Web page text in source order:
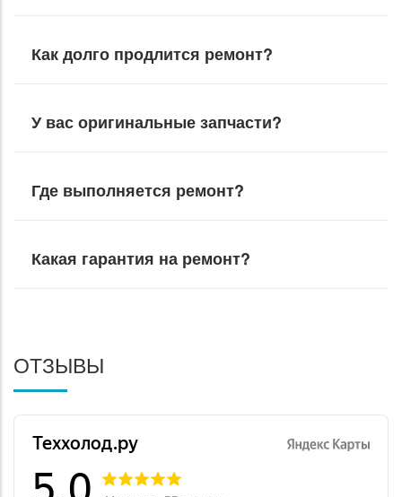
Как долго продлится ремонт?
У вас оригинальные запчасти?
Где выполняется ремонт?
Какая гарантия на ремонт?
ОТЗЫВЫ